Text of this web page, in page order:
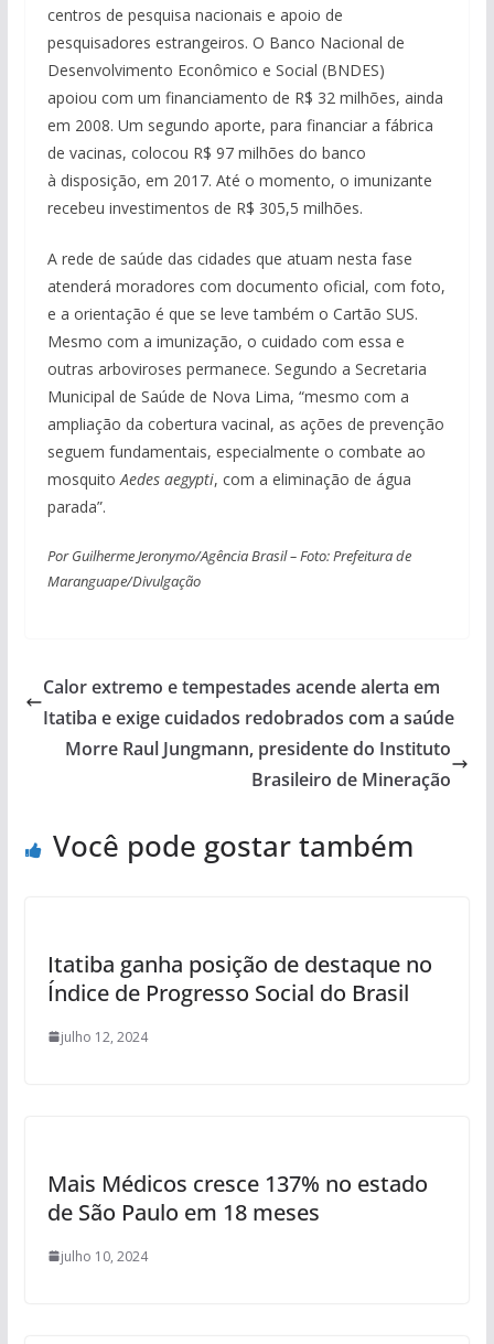
centros de pesquisa nacionais e apoio de
pesquisadores estrangeiros. O Banco Nacional de
Desenvolvimento Econômico e Social (BNDES)
apoiou com um financiamento de R$ 32 milhões, ainda
em 2008. Um segundo aporte, para financiar a fábrica
de vacinas, colocou R$ 97 milhões do banco
à disposição, em 2017. Até o momento, o imunizante
recebeu investimentos de R$ 305,5 milhões.
A rede de saúde das cidades que atuam nesta fase
atenderá moradores com documento oficial, com foto,
e a orientação é que se leve também o Cartão SUS.
Mesmo com a imunização, o cuidado com essa e
outras arboviroses permanece. Segundo a Secretaria
Municipal de Saúde de Nova Lima, “mesmo com a
ampliação da cobertura vacinal, as ações de prevenção
seguem fundamentais, especialmente o combate ao
mosquito Aedes aegypti, com a eliminação de água
parada”.
Por Guilherme Jeronymo/Agência Brasil – Foto: Prefeitura de
Maranguape/Divulgação
Calor extremo e tempestades acende alerta em
Itatiba e exige cuidados redobrados com a saúde
Morre Raul Jungmann, presidente do Instituto
Brasileiro de Mineração
Você pode gostar também
Itatiba ganha posição de destaque no
Índice de Progresso Social do Brasil
julho 12, 2024
Mais Médicos cresce 137% no estado
de São Paulo em 18 meses
julho 10, 2024